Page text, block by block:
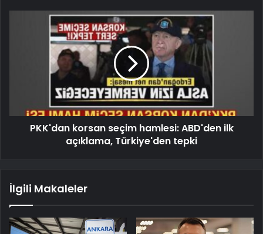
PKK'dan korsan seçim hamlesi: ABD'den ilk
açıklama, Türkiye'den tepki
İlgili Makaleler